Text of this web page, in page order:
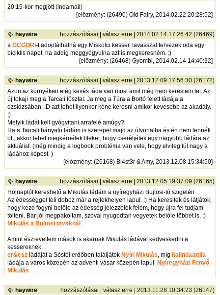
20:15-kor megjött (indamail)
[előzmény: (26490) Old Fairy, 2014.02.22 20:28:52]
haywire hozzászólásai |válasz erre | 2014.02.14 17:26:42 (26469)
aGCGORI-t adoptálhatná egy Miskolci kesser, tavasszal tervezek oda egy
biciklis napot, ha addig meggyógyulna azt is megkeresném. :)
[előzmény: (26468) Gyombi, 2014.02.14 14:40:32]
haywire hozzászólásai |válasz erre | 2013.12.09 17:56:30 (26172)
Azon az környéken elég kevés láda van most amit még nem kerestem fel. Az
új tokaji meg a Tarcali löszfal. Ja meg a Túra a Bortó felett ládája a
dzsidzsában. :D azt lehet ilyenkor kéne keresni amikor kevesebb az akadály.
:)
Melyik ládát kell gyógyítani arrafelé amúgy?
Ha a Tarcali bányató ládám is szerepel majd az útvonalba és én nem lennék
ott, akkor lehet megkérnélek titeket, hogy cseréljétek egy nagyobb ládára az
aktuálist. (még mindig a logbook probléma van vele, hogy elvileg túl nagy a
ládához képest. )
[előzmény: (26168) Bl4st3r & Amy, 2013.12.08 15:34:50]
haywire hozzászólásai |válasz erre | 2013.12.05 19:37:09 (26165)
Holnaptól kereshető a Mikulás ládám a nyíregyházi Bujtosi-tó szigetén.
Az édességgel teli doboz már a rejtekhelyen lapul. :) Ha keresitek és látjátok,
hogy kezd fogyni belőle az édesség jelezzétek felém, hogy újra fel tudjam
tölteni. Bár jól megpakoltam, szóval nyugodtan vegyetek belőle többet is. :)
Mikulás a Bujtosi tavaknál
Amint észrevettem mások is akarnak Mikulás ládával kedveskedni a
kessereknek.
er&esz ládáját a Sóstói erdőben találjátokNyíri Mikulás , míghalindaattila
ládája a város közepén az adventi vásár közepén lapul.Nyíregyházi Fenyő
Mikulás
haywire hozzászólásai |válasz erre | 2013.11.28 10:34:23 (26147)